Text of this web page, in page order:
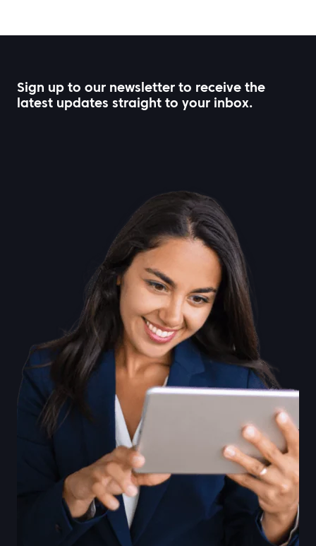
Sign up to our newsletter to receive the
latest updates straight to your inbox.